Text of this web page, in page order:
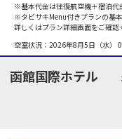
※基本代金は往復航空機＋宿泊代
※タビサキMenu付きプランの基
詳しくはプラン詳細画面をご確認
空室状況： 2026年8月5日（水）
函館国際ホテル